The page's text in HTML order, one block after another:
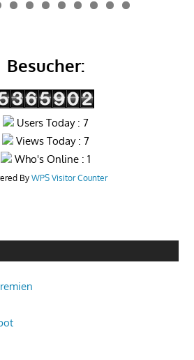
0 1 2
Besucher:
Users Today : 7
Views Today : 7
Who's Online : 1
ByWPS Visitor Counter